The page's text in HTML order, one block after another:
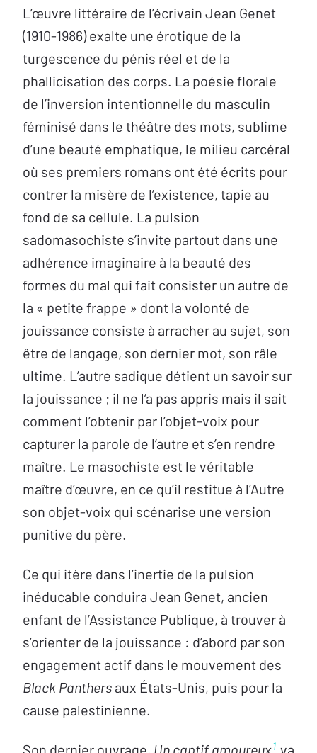
L’œuvre littéraire de l’écrivain Jean Genet
(1910-1986) exalte une érotique de la
turgescence du pénis réel et de la
phallicisation des corps. La poésie florale
de l’inversion intentionnelle du masculin
féminisé dans le théâtre des mots, sublime
d’une beauté emphatique, le milieu carcéral
où ses premiers romans ont été écrits pour
contrer la misère de l’existence, tapie au
fond de sa cellule. La pulsion
sadomasochiste s’invite partout dans une
adhérence imaginaire à la beauté des
formes du mal qui fait consister un autre de
la « petite frappe » dont la volonté de
jouissance consiste à arracher au sujet, son
être de langage, son dernier mot, son râle
ultime. L’autre sadique détient un savoir sur
la jouissance ; il ne l’a pas appris mais il sait
comment l’obtenir par l’objet-voix pour
capturer la parole de l’autre et s’en rendre
maître. Le masochiste est le véritable
maître d’œuvre, en ce qu’il restitue à l’Autre
son objet-voix qui scénarise une version
punitive du père.
Ce qui itère dans l’inertie de la pulsion
inéducable conduira Jean Genet, ancien
enfant de l’Assistance Publique, à trouver à
s’orienter de la jouissance : d’abord par son
engagement actif dans le mouvement des
Black Panthers aux États-Unis, puis pour la
cause palestinienne.
1